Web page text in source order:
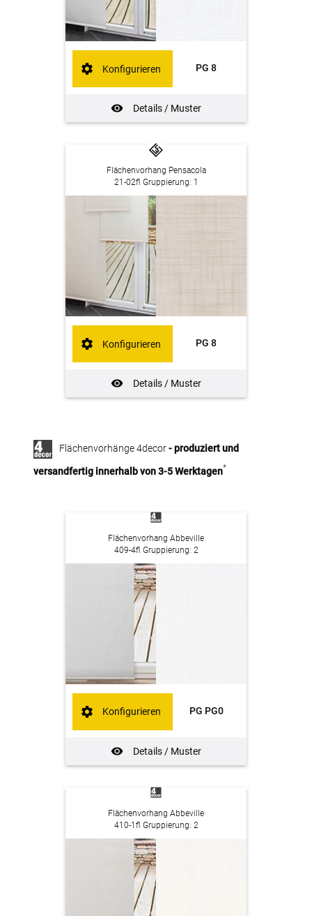
PG 8
Details / Muster
Konfigurieren
Flächenvorhang Pensacola
21-02fl Gruppierung: 1
PG 8
Details / Muster
Konfigurieren
Flächenvorhänge 4decor- produziert und
versandfertig innerhalb von 3-5 Werktagen*
Flächenvorhang Abbeville
409-4fl Gruppierung: 2
PG PG0
Details / Muster
Konfigurieren
Flächenvorhang Abbeville
410-1fl Gruppierung: 2